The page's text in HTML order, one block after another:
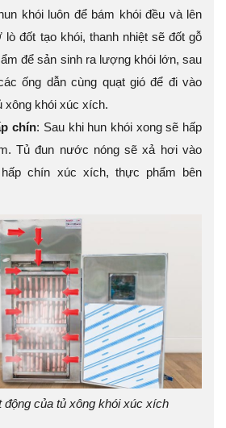
khói luôn để bám khói đều và lên
lò đốt tạo khói, thanh nhiệt sẽ đốt gỗ
để sản sinh ra lượng khói lớn, sau
ống dẫn cùng quạt gió để đi vào
xông khói xúc xích.
chín: Sau khi hun khói xong sẽ hấp
Tủ đun nước nóng sẽ xả hơi vào
chín xúc xích, thực phẩm bên
động của tủ xông khói xúc xích